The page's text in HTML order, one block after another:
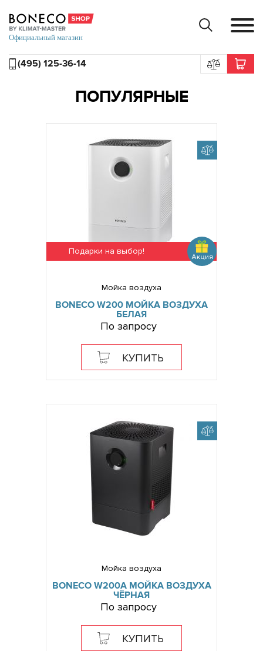
(495) 125-36-14
ПОПУЛЯРНЫЕ
Подарки на выбор!
Мойка воздуха
BONECO W200 МОЙКА ВОЗДУХА
БЕЛАЯ
По запросу
КУПИТЬ
Мойка воздуха
BONECO W200A МОЙКА ВОЗДУХА
ЧЁРНАЯ
По запросу
КУПИТЬ